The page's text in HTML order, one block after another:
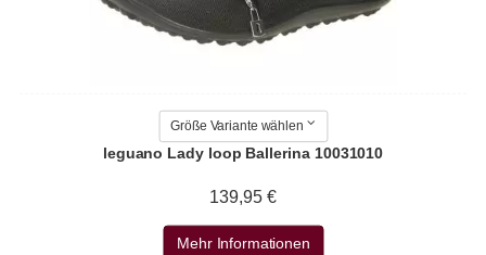
Größe Variante wählen
leguano Lady loop Ballerina 10031010
139,95 €
Mehr Informationen